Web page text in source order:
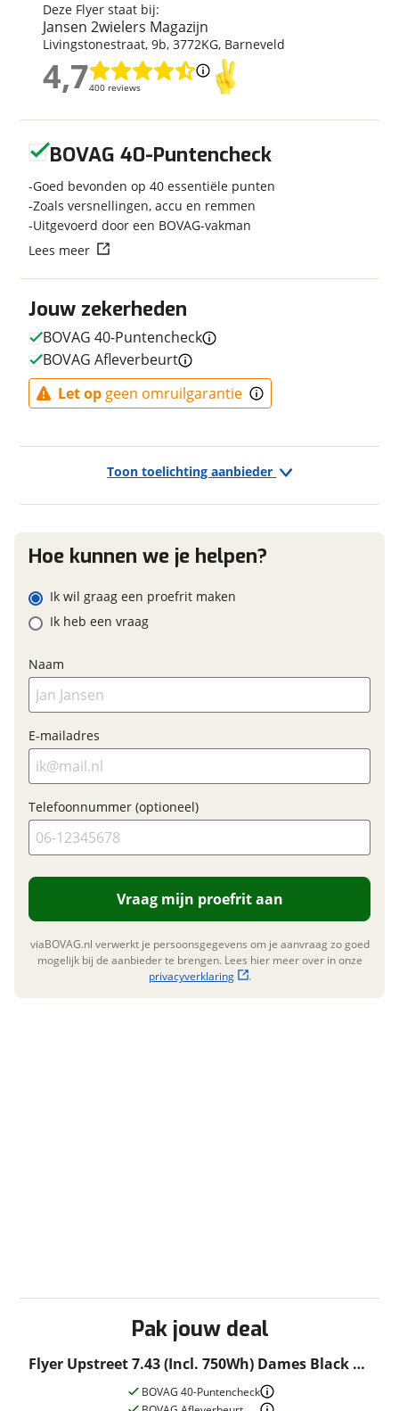
Wielmaat
28 inch
Nieuw of occasion
Nieuw
Transmissie
Naaf
Aantal versnellingen
5
Kleur
Zwart
Fabriekskleur
Black
Elektrisch?
€ 5.699,-
Garanties
BOVAG Garantie
toepassing
Fabrieksgarantie
Toon toelichting aanbieder
Pak jouw deal
Flyer Upstreet 7.43 (Incl. 750Wh) Dames Black XL
2023
BOVAG 40-Puntencheck
Deze Flyer staat bij:
Jansen 2wielers Magazijn
Livingstonestraat, 9b, 3772KG, Barneveld
4,7400 reviews
4,7
Naam
E-mailadres
Telefoonnummer (optioneel)
Vraag mijn reservering aan
goed mogelijk bij de aanbieder te brengen. Lees hier meer
Jouw zekerheden
BOVAG 40-Puntencheck
BOVAG Afleverbeurt
Let op geen omruilgarantie
BOVAG 40-Puntencheck
Goed bevonden op 40 essentiële punten
Zoals versnellingen, accu en remmen
Uitgevoerd door een BOVAG-vakman
Lees meer
Hoe kunnen we je helpen?
Ik wil graag een proefrit maken
Ik heb een vraag
Naam
E-mailadres
Telefoonnummer (optioneel)
Vraag mijn proefrit aan
viaBOVAG.nl verwerkt je persoonsgegevens om je aanvraag zo goed
mogelijk bij de aanbieder te brengen. Lees hier meer over in onze
privacyverklaring
.